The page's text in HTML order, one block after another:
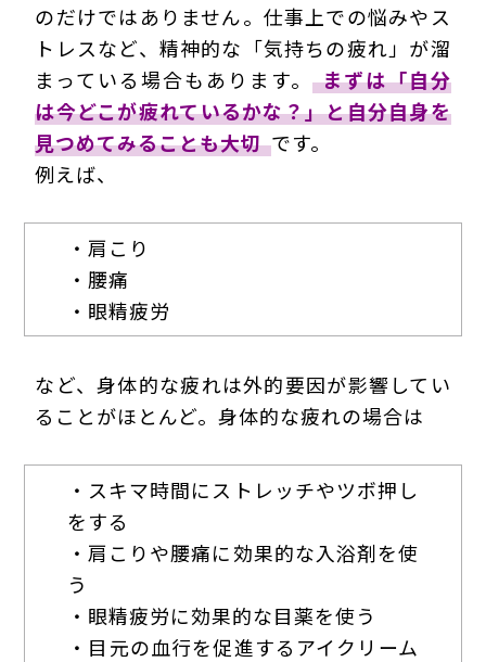
のだけではありません。仕事上での悩みやス
トレスなど、精神的な「気持ちの疲れ」が溜
まっている場合もあります。
まずは「自分
は今どこが疲れているかな？」と自分自身を
見つめてみることも大切 です。
例えば、
・肩こり
・腰痛
・眼精疲労
など、身体的な疲れは外的要因が影響してい
ることがほとんど。身体的な疲れの場合は
・スキマ時間にストレッチやツボ押し
をする
・肩こりや腰痛に効果的な入浴剤を使
う
・眼精疲労に効果的な目薬を使う
・目元の血行を促進するアイクリーム